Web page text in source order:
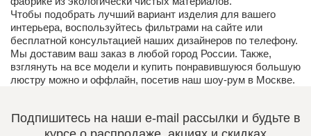
Чтобы подобрать лучший вариант изделия для вашего
интерьера, воспользуйтесь фильтрами на сайте или
бесплатной консультацией наших дизайнеров по телефону.
Мы доставим ваш заказ в любой город России. Также,
взглянуть на все модели и купить понравившуюся большую
люстру можно и оффлайн, посетив наш шоу-рум в Москве.
Подпишитесь на наши e-mail рассылки и будьте в